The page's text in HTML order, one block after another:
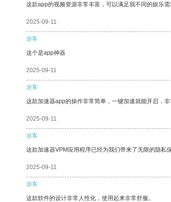
这款app的视频资源非常丰富，可以满足我不同的娱乐需
2025-09-11
游客
这个是app神器
2025-09-11
游客
这款加速器app的操作非常简单，一键加速就能开启，非
2025-09-11
游客
这款加速器VPM应用程序已经为我们带来了无限的隐私
2025-09-11
游客
这款软件的设计非常人性化，使用起来非常舒服。